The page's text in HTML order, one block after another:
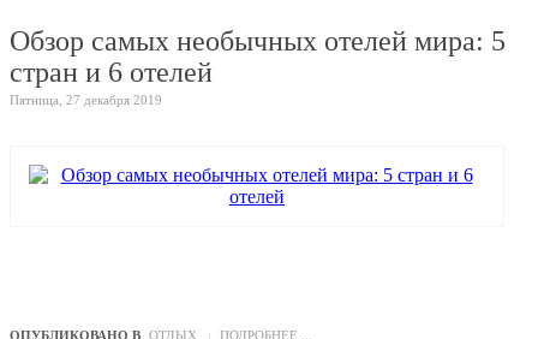
Обзор самых необычных отелей мира: 5
стран и 6 отелей
Пятница, 27 декабря 2019
ОПУБЛИКОВАНО В ОТДЫХ ПОДРОБНЕЕ ...